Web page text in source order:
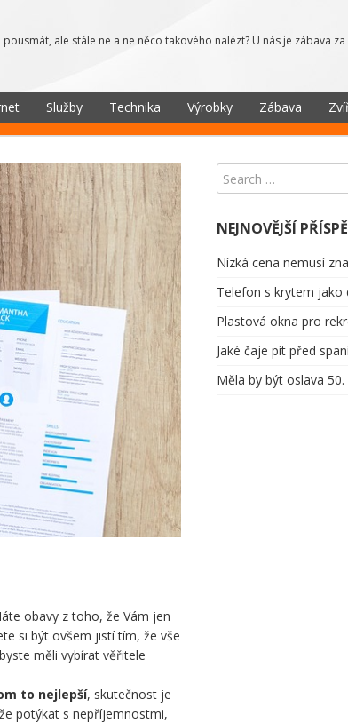
ale stále ne a ne něco takového nalézt? U nás je zábava
Služby Technika Výrobky Zábava
obavy z toho, že Vám jen
si být ovšem jistí tím, že vše
měli vybírat věřitele
to nejlepší, skutečnost je
potýkat s nepříjemnostmi,
NEJNOVĚJŠÍ
Nízká cena nemusí
Telefon s krytem jako
Plastová okna pro
Jaké čaje pít před
Měla by být oslava